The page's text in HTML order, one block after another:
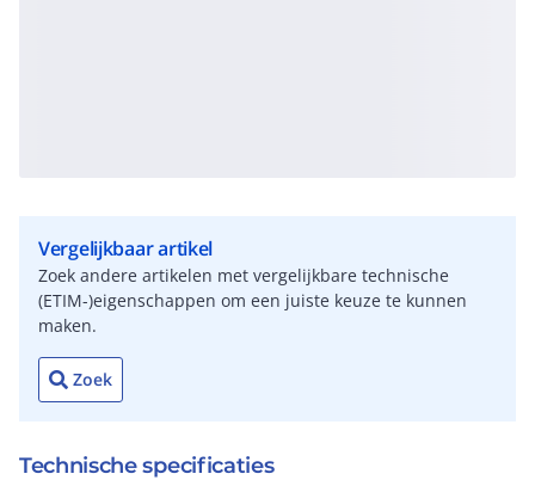
Vergelijkbaar artikel
Zoek andere artikelen met vergelijkbare technische
(ETIM-)eigenschappen om een juiste keuze te kunnen
maken.
Zoek
Technische specificaties